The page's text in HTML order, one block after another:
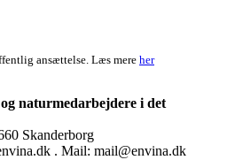
ansættelse. Læs mere her
naturmedarbejdere i det
Skanderborg
. Mail: mail@envina.dk